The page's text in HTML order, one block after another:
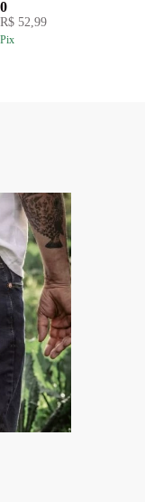
R$ 52,99